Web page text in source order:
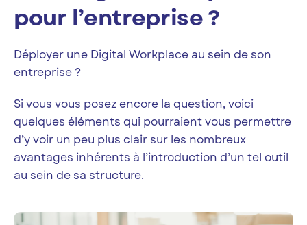
pour l’entreprise ?
Déployer une Digital Workplace au sein de son
entreprise ?
Si vous vous posez encore la question, voici
quelques éléments qui pourraient vous permettre
d’y voir un peu plus clair sur les nombreux
avantages inhérents à l’introduction d’un tel outil
au sein de sa structure.